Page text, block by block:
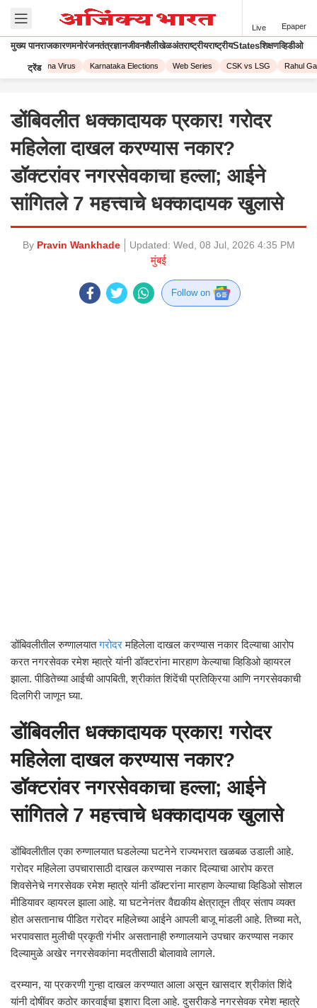
Live Epaper
मुख्य पानराजकारणमनोरंजनतंत्रज्ञानजीवनशैलीखेळअंतराष्ट्रीयराष्ट्रीयStatesशिक्षणव्हिडीओ
ट्रेंड
Corona Virus Karnataka Elections Web Series CSK vs LSG Rahul
डोंबिवलीत धक्कादायक प्रकार! गरोदर
महिलेला दाखल करण्यास नकार?
डॉक्टरांवर नगरसेवकाचा हल्ला; आईने
सांगितले 7 महत्त्वाचे धक्कादायक खुलासे
By Pravin Wankhade Updated: Wed, 08 Jul, 2026 4:35 PM
मुंबई
Follow on
डोंबिवलीतील रुग्णालयातगरोदरमहिलेला दाखल करण्यास नकार दिल्याचा आरोप
करत नगरसेवक रमेश म्हात्रे यांनी डॉक्टरांना मारहाण केल्याचा व्हिडिओ व्हायरल
झाला. पीडितेच्या आईची आपबिती, श्रीकांत शिंदेंची प्रतिक्रिया आणि नगरसेवकाची
दिलगिरी जाणून घ्या.
डोंबिवलीत धक्कादायक प्रकार! गरोदर
महिलेला दाखल करण्यास नकार?
डॉक्टरांवर नगरसेवकाचा हल्ला; आईने
सांगितले 7 महत्त्वाचे धक्कादायक खुलासे
डोंबिवलीतील एका रुग्णालयात घडलेल्या घटनेने राज्यभरात खळबळ उडाली आहे.
गरोदर महिलेला उपचारासाठी दाखल करण्यास नकार दिल्याचा आरोप करत
शिवसेनेचे नगरसेवक रमेश म्हात्रे यांनी डॉक्टरांना मारहाण केल्याचा व्हिडिओ सोशल
मीडियावर व्हायरल झाला आहे. या घटनेनंतर वैद्यकीय क्षेत्रातून तीव्र संताप व्यक्त
होत असतानाच पीडित गरोदर महिलेच्या आईने आपली बाजू मांडली आहे. तिच्या मते,
भरपावसात मुलीची प्रकृती गंभीर असतानाही रुग्णालयाने उपचार करण्यास नकार
दिल्यामुळे अखेर नगरसेवकांना मदतीसाठी बोलावावे लागले.
दरम्यान, या प्रकरणी गुन्हा दाखल करण्यात आला असून खासदार श्रीकांत शिंदे
यांनी दोषींवर कठोर कारवाईचा इशारा दिला आहे. दुसरीकडे नगरसेवक रमेश म्हात्रे